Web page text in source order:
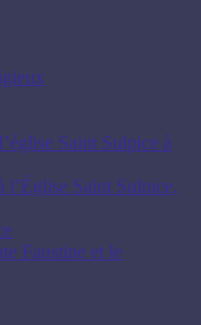
Saint Sulpice à
l’Église Saint Sulpice,
Faustine et le